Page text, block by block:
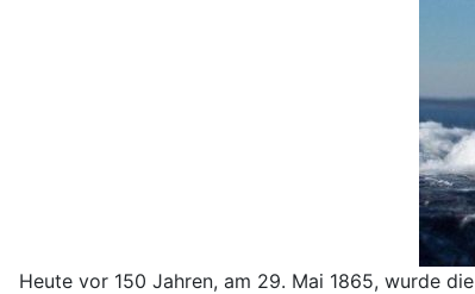
Heute vor 150 Jahren, am 29. Mai 1865, wurde die